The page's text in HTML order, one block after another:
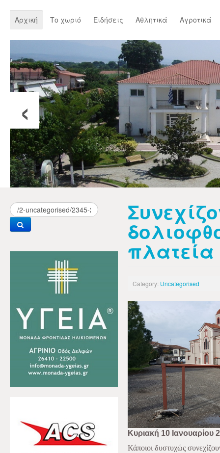
Αρχική Το χωριό Ειδήσεις Αθλητικά Αγροτικά
‹
πλατεία
Category: Uncategorised
Κυριακή 10 Ιανουαρίου
Κάποιοι δυστυχώς